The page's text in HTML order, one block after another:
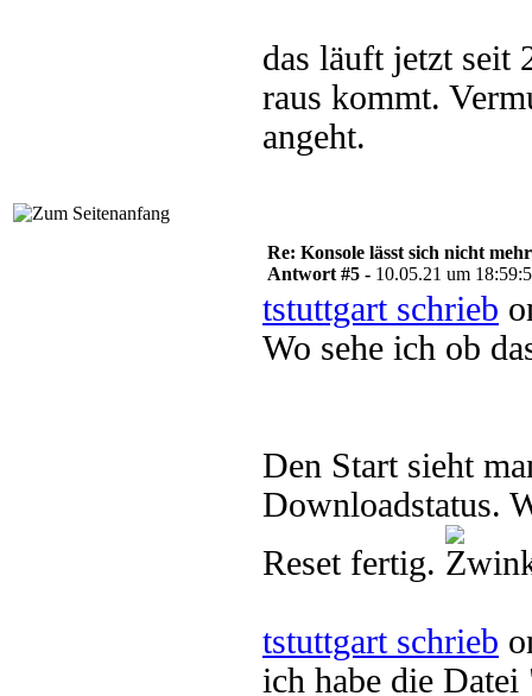
das läuft jetzt seit
raus kommt.
angeht.
Re: Konsole lässt sich nicht
Antwort #5 - 10.05.21 um
tstuttgart schrieb
Wo sehe ich ob
Den Start sieht
Downloadstatus.
Reset fertig.
tstuttgart schrieb
ich habe die